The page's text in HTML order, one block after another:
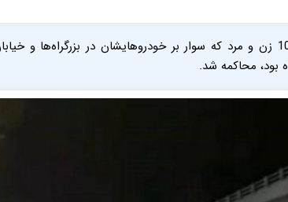
پسر جوان که با حمله به 10 زن و مرد که سوار بر خودروهایشان در
بود، محاکمه شد.